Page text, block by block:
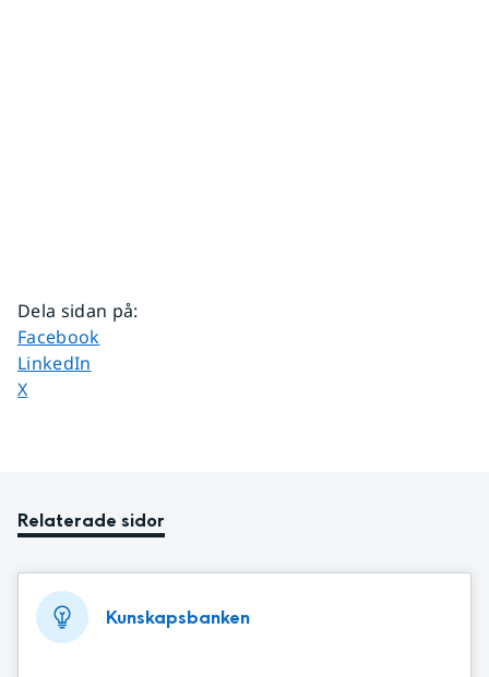
Dela sidan på:
Dela sidan på
Facebook
Dela sidan på
LinkedIn
Dela sidan på
X
Relaterade sidor
Kunskapsbanken